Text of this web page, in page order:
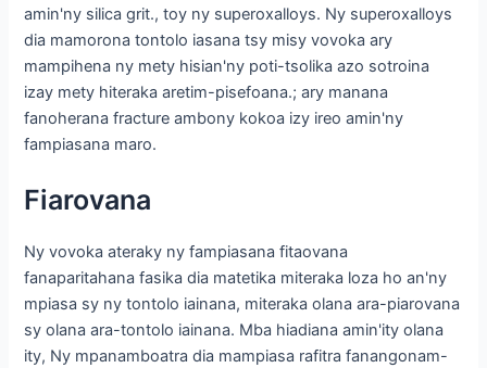
amin'ny silica grit., toy ny superoxalloys. Ny superoxalloys
dia mamorona tontolo iasana tsy misy vovoka ary
mampihena ny mety hisian'ny poti-tsolika azo sotroina
izay mety hiteraka aretim-pisefoana.; ary manana
fanoherana fracture ambony kokoa izy ireo amin'ny
fampiasana maro.
Fiarovana
Ny vovoka ateraky ny fampiasana fitaovana
fanaparitahana fasika dia matetika miteraka loza ho an'ny
mpiasa sy ny tontolo iainana, miteraka olana ara-piarovana
sy olana ara-tontolo iainana. Mba hiadiana amin'ity olana
ity, Ny mpanamboatra dia mampiasa rafitra fanangonam-